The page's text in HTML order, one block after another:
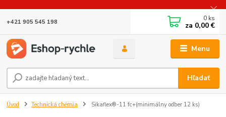
Menu
Hľadať
+421 905 545 198 0 ks
za 0,00 €
Úvod Technická chémia Sikaflex®-11 fc+(minimálny odber 12 ks)